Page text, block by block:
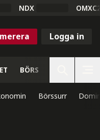
NDX
Logga in
BÖRS
Börssurr